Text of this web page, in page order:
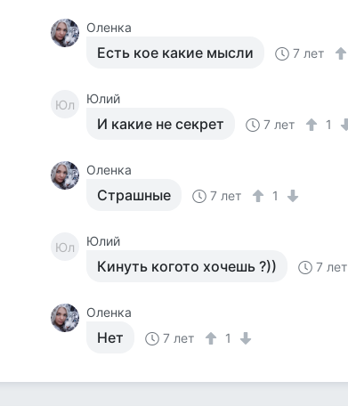
Оленка
Есть кое какие мысли 7 лет
Юл Юлий
И какие не секрет 7 лет 1
Оленка
Страшные 7 лет 1
Юл Юлий
Кинуть когото хочешь ?)) 7 лет
Оленка
Нет 7 лет 1